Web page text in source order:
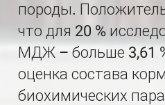
породы.
что для 20 %
МДЖ – больше 3,61
оценка состава
биохимических